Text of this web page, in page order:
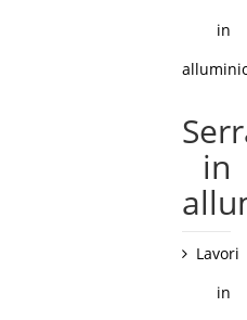
in
in
Lavori
in